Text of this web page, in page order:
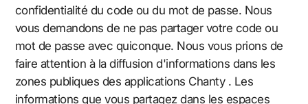
confidentialité du code ou du mot de passe. Nous
vous demandons de ne pas partager votre code ou
mot de passe avec quiconque. Nous vous prions de
faire attention à la diffusion d'informations dans les
zones publiques des applications Chanty . Les
informations que vous partagez dans les espaces